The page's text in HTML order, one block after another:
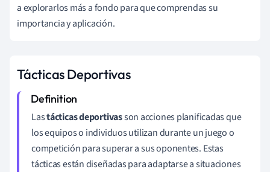
a explorarlos más a fondo para que comprendas su
importancia y aplicación.
Tácticas Deportivas
Lastácticas deportivasson acciones planificadas que
los equipos o individuos utilizan durante un juego o
competición para superar a sus oponentes. Estas
tácticas están diseñadas para adaptarse a situaciones